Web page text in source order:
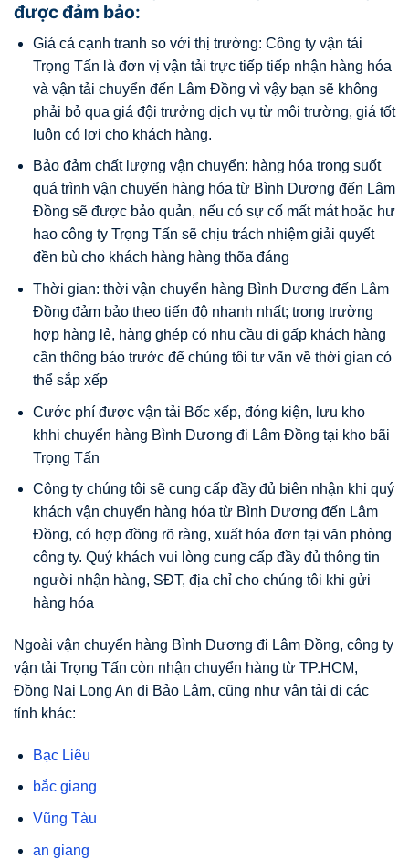
được đảm bảo:
Giá cả cạnh tranh so với thị trường: Công ty vận tải
Trọng Tấn là đơn vị vận tải trực tiếp tiếp nhận hàng hóa
và vận tải chuyển đến Lâm Đồng vì vậy bạn sẽ không
phải bỏ qua giá đội trưởng dịch vụ từ môi trường, giá tốt
luôn có lợi cho khách hàng.
Bảo đảm chất lượng vận chuyển: hàng hóa trong suốt
quá trình vận chuyển hàng hóa từ Bình Dương đến Lâm
Đồng sẽ được bảo quản, nếu có sự cố mất mát hoặc hư
hao công ty Trọng Tấn sẽ chịu trách nhiệm giải quyết
đền bù cho khách hàng hàng thõa đáng
Thời gian: thời vận chuyển hàng Bình Dương đến Lâm
Đồng đảm bảo theo tiến độ nhanh nhất; trong trường
hợp hàng lẻ, hàng ghép có nhu cầu đi gấp khách hàng
cần thông báo trước để chúng tôi tư vấn về thời gian có
thể sắp xếp
Cước phí được vận tải Bốc xếp, đóng kiện, lưu kho
khhi chuyển hàng Bình Dương đi Lâm Đồng tại kho bãi
Trọng Tấn
Công ty chúng tôi sẽ cung cấp đầy đủ biên nhận khi quý
khách vận chuyển hàng hóa từ Bình Dương đến Lâm
Đồng, có hợp đồng rõ ràng, xuất hóa đơn tại văn phòng
công ty. Quý khách vui lòng cung cấp đầy đủ thông tin
người nhận hàng, SĐT, địa chỉ cho chúng tôi khi gửi
hàng hóa
Ngoài vận chuyển hàng Bình Dương đi Lâm Đồng, công ty
vận tải Trọng Tấn còn nhận chuyển hàng từ TP.HCM,
Đồng Nai Long An đi Bảo Lâm, cũng như vận tải đi các
tỉnh khác:
Bạc Liêu
bắc giang
Vũng Tàu
an giang